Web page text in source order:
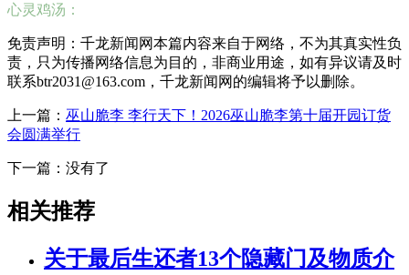
心灵鸡汤：
免责声明：千龙新闻网本篇内容来自于网络，不为其真实性负
责，只为传播网络信息为目的，非商业用途，如有异议请及时
联系btr2031@163.com，千龙新闻网的编辑将予以删除。
上一篇： 巫山脆李 李行天下！2026巫山脆李第十届开园订货
会圆满举行
下一篇：没有了
相关推荐
关于最后生还者13个隐藏门及物质介